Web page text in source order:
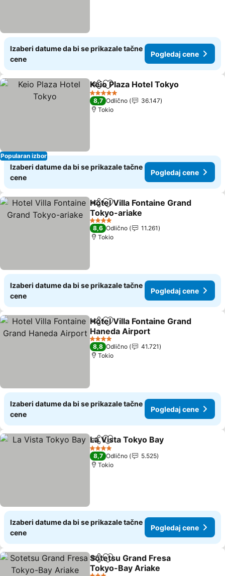
Izaberi datume da bi se prikazale tačne
cene
Pogledaj cene
Popularan izbor
Deli Dodati u favorite
Keio Plaza Hotel Tokyo
5 Zvezdice
8,7 Odlično
36.147
Tokio
Izaberi datume da bi se prikazale tačne
cene
Pogledaj cene
Deli Dodati u favorite
Hotel Villa Fontaine Grand
Tokyo-ariake
Pogledaj cene
4 Zvezdice
8,6 Odlično
11.261
Tokio
Izaberi datume da bi se prikazale tačne
cene
Pogledaj cene
Deli Dodati u favorite
Hotel Villa Fontaine Grand
Haneda Airport
Pogledaj cene
4 Zvezdice
8,8 Odlično
41.721
Tokio
Izaberi datume da bi se prikazale tačne
cene
Pogledaj cene
Deli Dodati u favorite
La Vista Tokyo Bay
4 Zvezdice
8,7 Odlično
5.525
Tokio
Izaberi datume da bi se prikazale tačne
cene
Pogledaj cene
Deli Dodati u favorite
Sotetsu Grand Fresa
Tokyo-Bay Ariake